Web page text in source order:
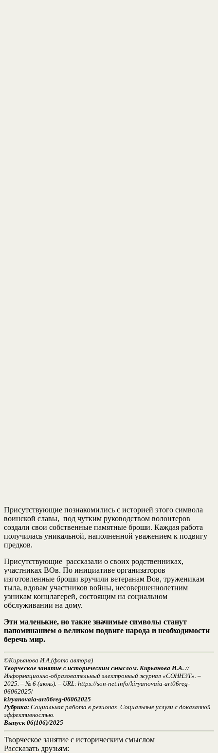
Присутствующие познакомились с историей этого символа
воинской славы, под чутким руководством волонтеров
создали свои собственные памятные броши. Каждая работа
получилась уникальной, наполненной уважением к подвигу
предков.
Присутствующие рассказали о своих родственниках,
участниках ВОв. По инициативе организаторов
изготовленные броши вручили ветеранам Вов, труженикам
тыла, вдовам участников войны, несовершеннолетним
узникам концлагерей, состоящим на социальном
обслуживании на дому.
Эти маленькие, но такие значимые символы станут
напоминанием о великом подвиге народа и необходимости
беречь мир.
©Кирьянова И.А.(фото автора)
Творческое занятие с историческим смыслом. Кирьянова И.А. //
Информационно-образовательный электронный журнал «СОННЭТ». –
2025. – № 6 (июнь). – URL: https://son-net.info/kiryanovaia-art06reg-
06062025/
kiryanovaia-art06reg-06062025
Рубрика: Социальная работа в регионах. Социальные услуги с доказанной
эффективностью.
Выпуск 06(106)/2025
Творческое занятие с историческим смыслом
Рассказать друзьям: